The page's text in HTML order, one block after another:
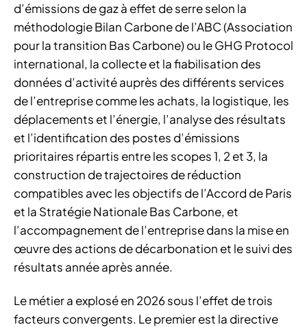
d’émissions de gaz à effet de serre selon la
méthodologie Bilan Carbone de l’ABC (Association
pour la transition Bas Carbone) ou le GHG Protocol
international, la collecte et la fiabilisation des
données d’activité auprès des différents services
de l’entreprise comme les achats, la logistique, les
déplacements et l’énergie, l’analyse des résultats
et l’identification des postes d’émissions
prioritaires répartis entre les scopes 1, 2 et 3, la
construction de trajectoires de réduction
compatibles avec les objectifs de l’Accord de Paris
et la Stratégie Nationale Bas Carbone, et
l’accompagnement de l’entreprise dans la mise en
œuvre des actions de décarbonation et le suivi des
résultats année après année.
Le métier a explosé en 2026 sous l’effet de trois
facteurs convergents. Le premier est la directive